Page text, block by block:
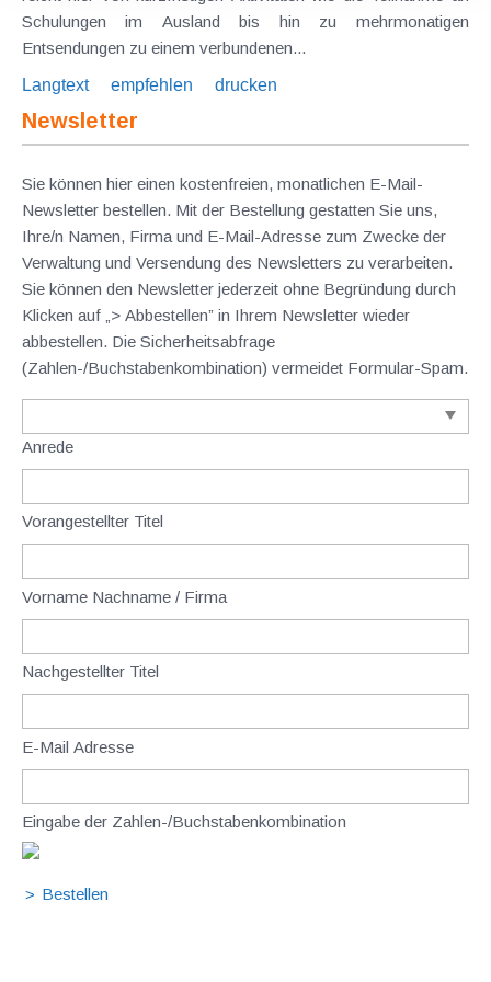
Schulungen im Ausland bis hin zu mehrmonatigen
Entsendungen zu einem verbundenen...
Langtext
empfehlen drucken
Newsletter
Sie können hier einen kostenfreien, monatlichen E-Mail-
Newsletter bestellen. Mit der Bestellung gestatten Sie uns,
Ihre/n Namen, Firma und E-Mail-Adresse zum Zwecke der
Verwaltung und Versendung des Newsletters zu verarbeiten.
Sie können den Newsletter jederzeit ohne Begründung durch
Klicken auf „> Abbestellen” in Ihrem Newsletter wieder
abbestellen. Die Sicherheitsabfrage
(Zahlen-/Buchstabenkombination) vermeidet Formular-Spam.
Anrede
Vorangestellter Titel
Vorname Nachname / Firma
Nachgestellter Titel
E-Mail Adresse
Eingabe der Zahlen-/Buchstabenkombination